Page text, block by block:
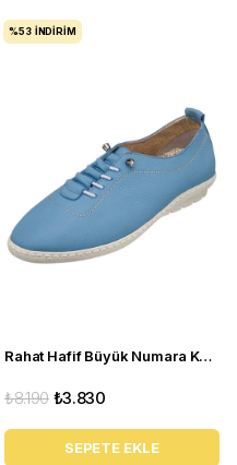
Rahat Hafif Büyük Numara Kadın Babet Ayakkabı Pr 5511 Mavi
₺3.830
₺8.190
SEPETE EKLE
%53 İNDIRIM